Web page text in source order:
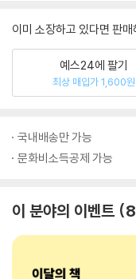
이미 소장하고 있다면 판매
예스24에 팔기
최상 매입가 1,600원
국내배송만 가능
문화비소득공제 가능
이 분야의 이벤트 8